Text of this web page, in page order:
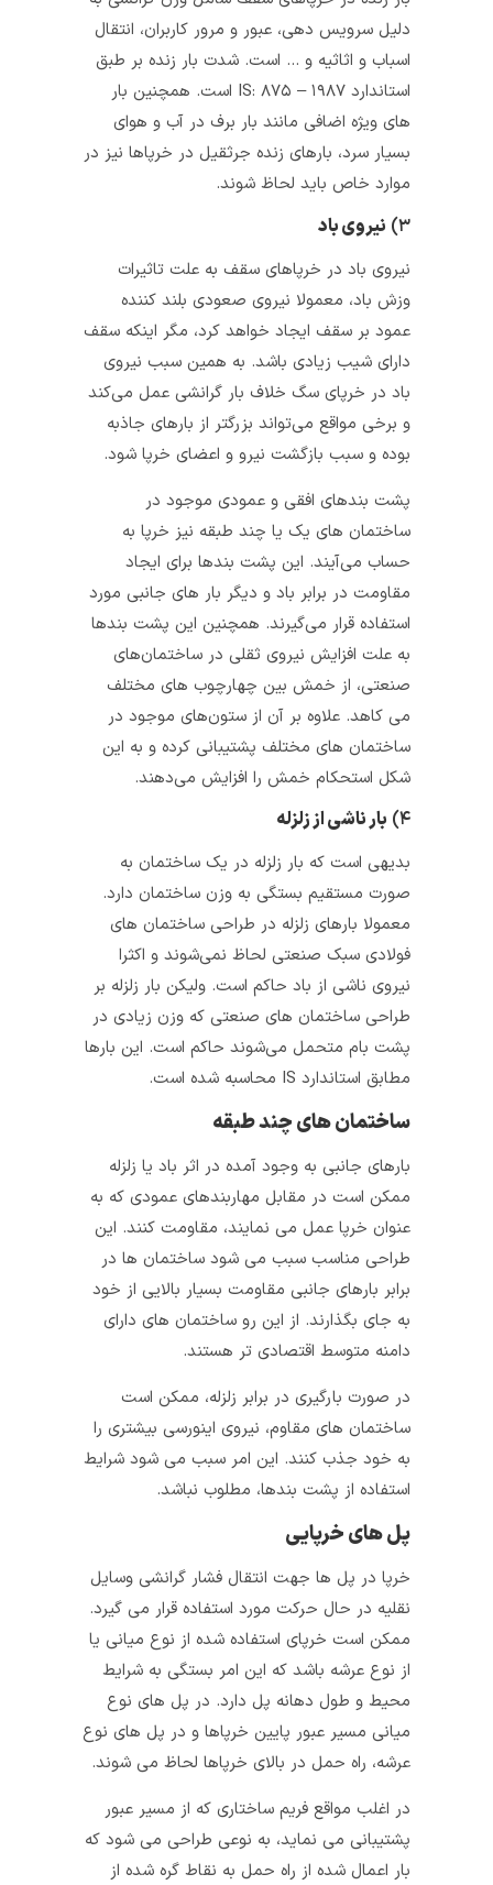
دلیل سرویس دهی، عبور و مرور کاربران، انتقال
اسباب و اثاثیه و … است. شدت بار زنده بر طبق
استاندارد IS: ۸۷۵ – ۱۹۸۷ است. همچنین بار
های ویژه اضافی مانند بار برف در آب و هوای
بسیار سرد، بارهای زنده جرثقیل در خرپاها نیز در
موارد خاص باید لحاظ شوند.
نیروی باد
نیروی باد در خرپاهای سقف به علت تاثیرات
وزش باد، معمولا نیروی صعودی بلند کننده
عمود بر سقف ایجاد خواهد کرد، مگر اینکه سقف
دارای شیب زیادی باشد. به همین سبب نیروی
باد در خرپای سگ خلاف بار گرانشی عمل می‌کند
و برخی مواقع می‌تواند بزرگتر از بارهای جاذبه
بوده و سبب بازگشت نیرو و اعضای خرپا شود.
پشت بندهای افقی و عمودی موجود در
ساختمان‌ های یک یا چند طبقه نیز خرپا به
حساب می‌آیند. این پشت بند‌ها برای ایجاد
مقاومت در برابر باد و دیگر بار های جانبی مورد
استفاده قرار می‌گیرند. همچنین این پشت بند‌ها
به علت افزایش نیروی ثقلی در ساختمان‌های
صنعتی، از خمش بین چهارچوب‌ های مختلف
می‌ کاهد. علاوه بر آن از ستون‌های موجود در
ساختمان‌ های مختلف پشتیبانی کرده و به این
شکل استحکام خمش را افزایش می‌دهند.
بار ناشی از زلزله
بدیهی است که بار زلزله در یک ساختمان به
صورت مستقیم بستگی به وزن ساختمان دارد.
معمولا بارهای زلزله در طراحی ساختمان‌ های
فولادی سبک صنعتی لحاظ نمی‌شوند و اکثرا
نیروی ناشی از باد حاکم است. ولیکن بار زلزله بر
طراحی ساختمان‌ های صنعتی که وزن زیادی در
پشت بام متحمل می‌شوند حاکم است. این بارها
مطابق استاندارد IS محاسبه شده است.
ساختمان های چند طبقه
بارهای جانبی به وجود آمده در اثر باد یا زلزله
ممکن است در مقابل مهاربندهای عمودی که به
عنوان خرپا عمل می‌ نمایند، مقاومت کنند. این
طراحی مناسب سبب می‌ شود ساختمان‌ ها در
برابر بارهای جانبی مقاومت بسیار بالایی از خود
به جای بگذارند. از این رو ساختمان‌ های دارای
دامنه متوسط اقتصادی تر هستند.
در صورت بارگیری در برابر زلزله، ممکن است
ساختمان‌ های مقاوم، نیروی اینورسی بیشتری را
به خود جذب کنند. این امر سبب می‌ شود شرایط
استفاده از پشت بندها، مطلوب نباشد.
پل های خرپایی
خرپا در پل‌ ها جهت انتقال فشار گرانشی وسایل
نقلیه در حال حرکت مورد استفاده قرار می‌ گیرد.
ممکن است خرپای استفاده شده از نوع میانی یا
از نوع عرشه باشد که این امر بستگی به شرایط
محیط و طول دهانه پل دارد. در پل‌ های نوع
میانی مسیر عبور پایین خرپاها و در پل‌ های نوع
عرشه، راه حمل در بالای خرپاها لحاظ می‌ شوند.
در اغلب مواقع فریم ساختاری که از مسیر عبور
پشتیبانی می‌ نماید، به نوعی طراحی می‌ شود که
بار اعمال شده از راه حمل به نقاط گره شده از